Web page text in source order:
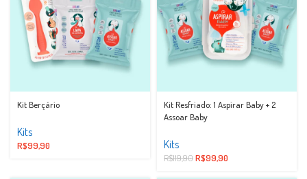
Kit Berçário
Kits
R$99,90
Kit Resfriado: 1 Aspirar Baby + 2
Assoar Baby
Kits
R$119,90R$99,90